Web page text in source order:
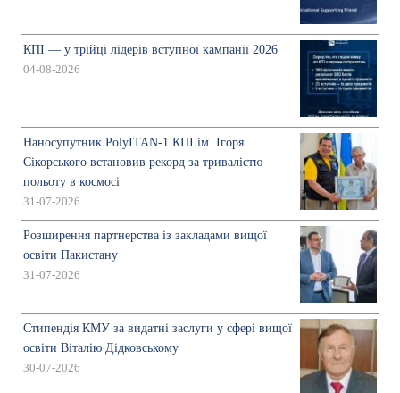
КПІ — у трійці лідерів вступної кампанії 2026
04-08-2026
Наносупутник PolyITAN-1 КПІ ім. Ігоря
Сікорського встановив рекорд за тривалістю
польоту в космосі
31-07-2026
Розширення партнерства із закладами вищої
освіти Пакистану
31-07-2026
Стипендія КМУ за видатні заслуги у сфері вищої
освіти Віталію Дідковському
30-07-2026